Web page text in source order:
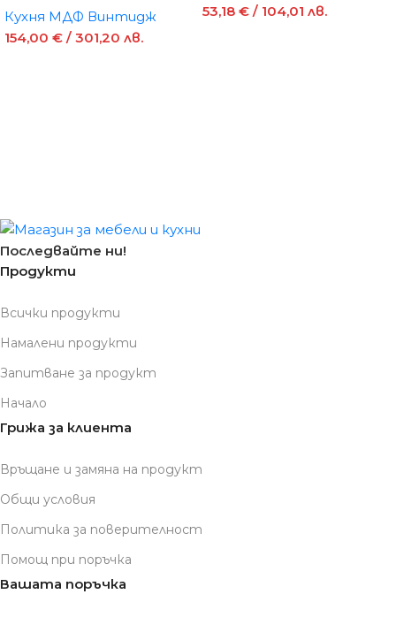
Кухня МДФ Винтидж
154,00 € / 301,20 лв.
53,18 € / 104,01 лв.
Последвайте ни!
Продукти
Всички продукти
Намалени продукти
Запитване за продукт
Начало
Грижа за клиента
Връщане и замяна на продукт
Общи условия
Политика за поверителност
Помощ при поръчка
Вашата поръчка